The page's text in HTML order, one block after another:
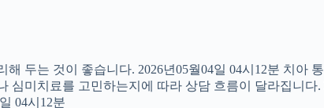
두는 것이 좋습니다. 2026년05월04일 04시12분 치
심미치료를 고민하는지에 따라 상담 흐름이 달라집니
04시12분